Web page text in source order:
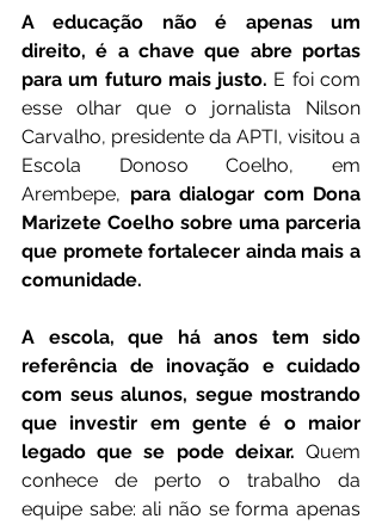
A educação não é apenas um
direito, é a chave que abre portas
para um futuro mais justo. E foi com
esse olhar que o jornalista Nilson
Carvalho, presidente da APTI, visitou a
Escola Donoso Coelho, em
Arembepe, para dialogar com Dona
Marizete Coelho sobre uma parceria
que promete fortalecer ainda mais a
comunidade.
A escola, que há anos tem sido
referência de inovação e cuidado
com seus alunos, segue mostrando
que investir em gente é o maior
legado que se pode deixar. Quem
conhece de perto o trabalho da
equipe sabe: ali não se forma apenas